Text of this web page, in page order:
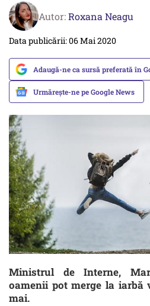
Autor:Roxana Neagu
Data publicării: 06 Mai 2020
Adaugă-ne ca sursă preferată în
Urmărește-ne pe Google News
Ministrul de Interne,
oamenii pot merge la iarbă
mai.